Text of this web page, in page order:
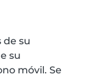
de su
su
móvil. Se